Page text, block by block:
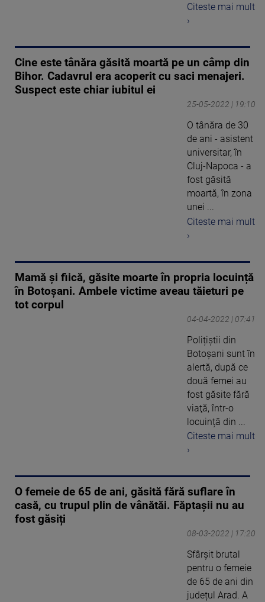
Citeste mai mult
›
Cine este tânăra găsită moartă pe un câmp din
Bihor. Cadavrul era acoperit cu saci menajeri.
Suspect este chiar iubitul ei
25-05-2022 | 19:10
O tânăra de 30
de ani - asistent
universitar, în
Cluj-Napoca - a
fost găsită
moartă, în zona
unei ...
Citeste mai mult
›
Mamă și fiică, găsite moarte în propria locuință
în Botoșani. Ambele victime aveau tăieturi pe
tot corpul
04-04-2022 | 07:41
Polițiștii din
Botoșani sunt în
alertă, după ce
două femei au
fost găsite fără
viaţă, într-o
locuință din ...
Citeste mai mult
›
O femeie de 65 de ani, găsită fără suflare în
casă, cu trupul plin de vânătăi. Făptașii nu au
fost găsiți
08-03-2022 | 17:20
Sfârșit brutal
pentru o femeie
de 65 de ani din
județul Arad. A